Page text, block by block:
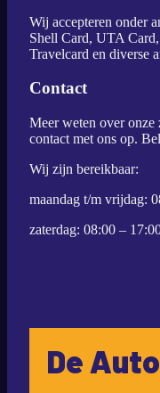
Wij accepteren onder
Shell Card, UTA
Travelcard en diverse
Contact
Meer weten over onze
contact met ons op.
Wij zijn bereikbaar:
maandag t/m vrijdag:
zaterdag: 08:00 –
De